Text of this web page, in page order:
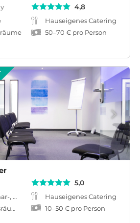
4,8
Hauseigenes Catering
50–70 € pro Person
5,0
, Meeting-, Workshopraum
Hauseigenes Catering
10–50 € pro Person